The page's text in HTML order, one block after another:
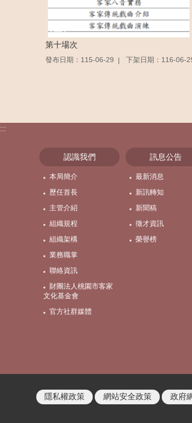
第十場次
發布日期：115-06-29 下架日期：116-06-
:::
認識我們
本局簡介
歷任首長
主管介紹
組織規程
組織架構
業務職掌
聯絡資訊
財團法人桃園市客家
文化基金會
官方社群媒體
訊息公告
最新消息
新訊轉知
新聞稿
徵才資訊
榮譽榜
隱私權政策 網站安全政策 政府